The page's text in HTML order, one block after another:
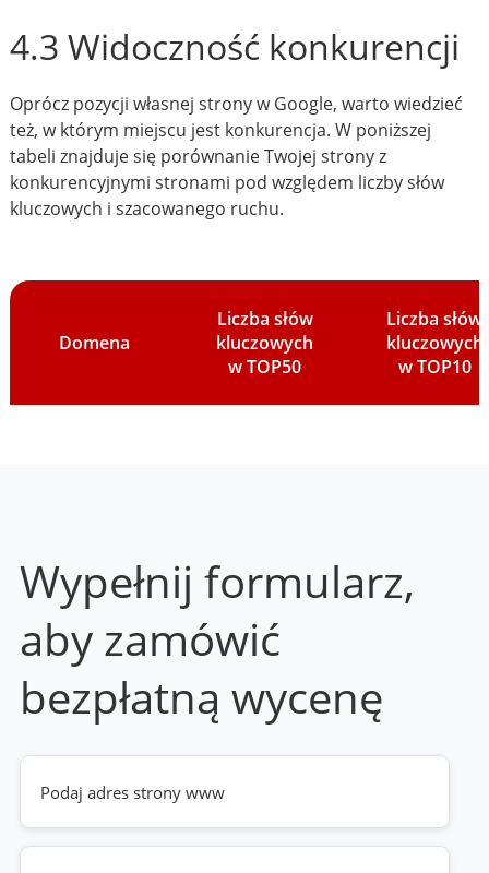
4.3 Widoczność konkurencji
Oprócz pozycji własnej strony w Google, warto wiedzieć
też, w którym miejscu jest konkurencja. W poniższej
tabeli znajduje się porównanie Twojej strony z
konkurencyjnymi stronami pod względem liczby słów
kluczowych i szacowanego ruchu.
Domena
Liczba słów
kluczowych
w TOP50
Liczba słów
kluczowych
w TOP10
Wypełnij formularz,
aby zamówić
bezpłatną wycenę
Twoja
strona
www
(wymagane)
Telefon